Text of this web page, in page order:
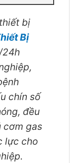
bị
Bị
24h
chín số
đều
cơm gas
lực cho